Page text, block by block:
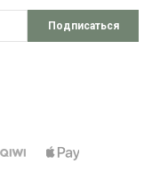
Подписаться